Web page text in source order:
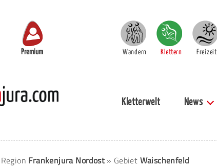
Premium Wandern Klettern Freizeit
Kletterwelt News
Frankenjura Nordost » Gebiet Waischenfeld